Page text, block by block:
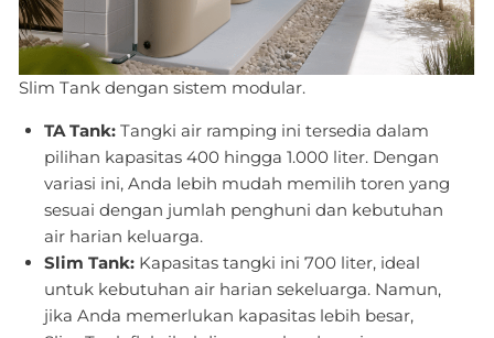
Slim Tank dengan sistem modular.
TA Tank:Tangki air ramping ini tersedia dalam
pilihan kapasitas 400 hingga 1.000 liter. Dengan
variasi ini, Anda lebih mudah memilih toren yang
sesuai dengan jumlah penghuni dan kebutuhan
air harian keluarga.
Slim Tank:Kapasitas tangki ini 700 liter, ideal
untuk kebutuhan air harian sekeluarga. Namun,
jika Anda memerlukan kapasitas lebih besar,